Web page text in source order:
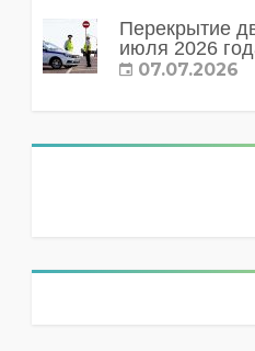
Перекрытие
июля 2026
07.07.2026